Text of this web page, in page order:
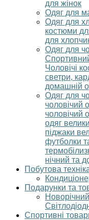
для жінок
Одяг для
Одяг для
костюми
для
Одяг для
Чоловічі
светри,
домашній
Одяг для
чоловічий
чоловічий
одяг
піджаки
футболки
нічний та
Побутова
Подарунки та
Спортивні